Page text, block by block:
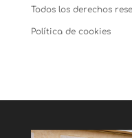
Todos los derechos
Política de cookies